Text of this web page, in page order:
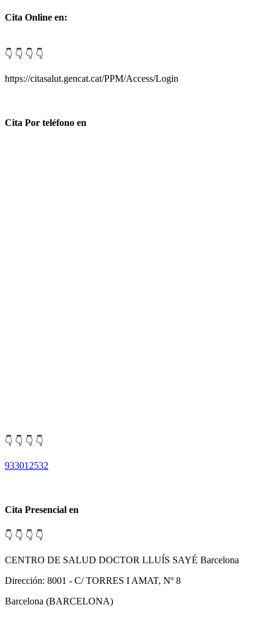
Cita Online en:
👇 👇 👇 👇
https://citasalut.gencat.cat/PPM/Access/Login
Cita Por teléfono en
👇 👇 👇 👇
933012532
Cita Presencial en
👇 👇 👇 👇
CENTRO DE SALUD DOCTOR LLUÍS SAYÉ Barcelona
Dirección: 8001 - C/ TORRES I AMAT, Nº 8
Barcelona (BARCELONA)